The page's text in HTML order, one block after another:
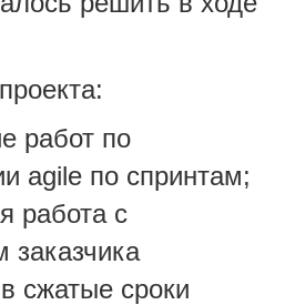
работ по
agile по спринтам;
работа с
заказчика
сжатые сроки